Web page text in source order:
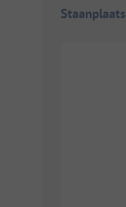
Staanplaats